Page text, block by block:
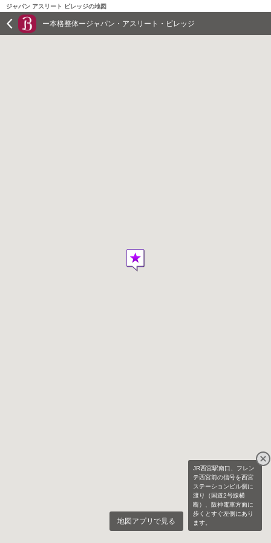
ジャパン アスリート ビレッジの地図
ー本格整体ージャパン・アスリート・ビレッジ
JR西宮駅南口、フレン
テ西宮前の信号を西宮
ステーションビル側に
渡り（国道2号線横
断）、阪神電車方面に
歩くとすぐ左側にあり
ます。
地図アプリで見る